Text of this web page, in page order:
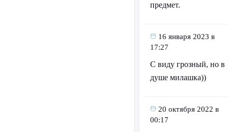
предмет.
16 января 2023 в
17:27
С виду грозный, но в
душе милашка))
20 октября 2022 в
00:17